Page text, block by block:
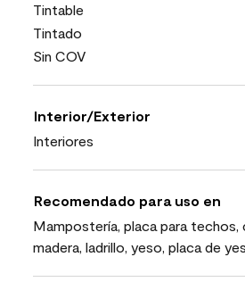
Tintable
Tintado
Sin COV
Interior/Exterior
Interiores
Recomendado para uso en
Mampostería, placa para
madera, ladrillo, yeso, placa de